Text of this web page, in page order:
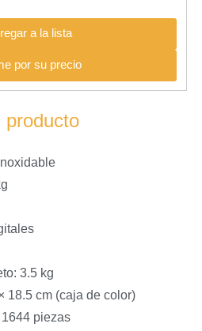
a la lista
por su precio
producto
3.5 kg
18.5 cm (caja de color)
piezas